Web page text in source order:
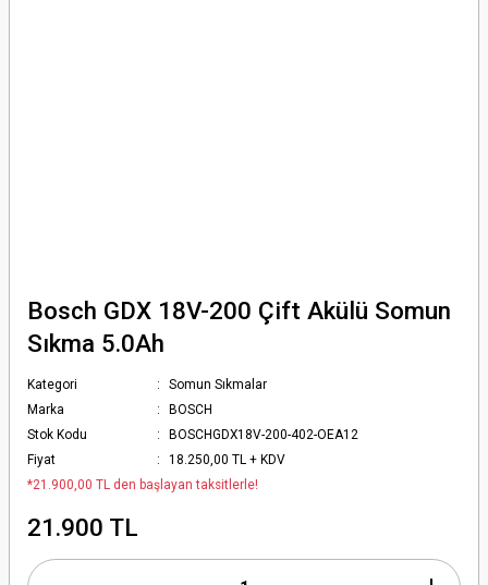
Bosch GDX 18V-200 Çift Akülü Somun
Sıkma 5.0Ah
Kategori
Somun Sıkmalar
Marka
BOSCH
Stok Kodu
BOSCHGDX18V-200-402-OEA12
Fiyat
18.250,00 TL + KDV
*21.900,00 TL den başlayan taksitlerle!
21.900 TL